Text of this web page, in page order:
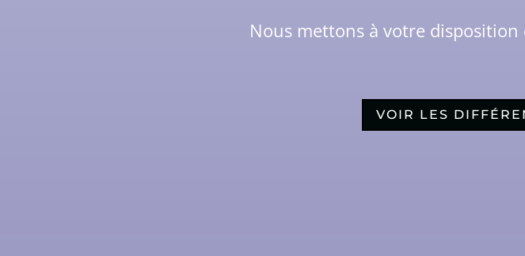
Nous mettons à votre disposition
VOIR LES